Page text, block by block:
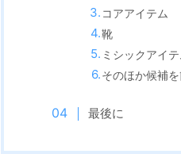
コアアイテム
靴
ミシックアイ
そのほか候補
最後に